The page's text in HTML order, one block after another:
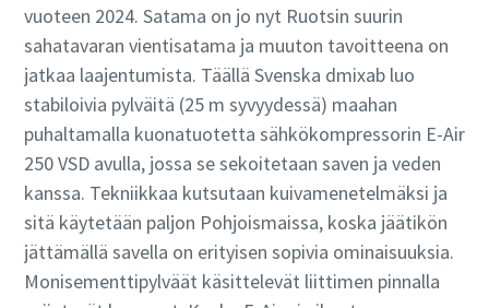
vuoteen 2024. Satama on jo nyt Ruotsin suurin
sahatavaran vientisatama ja muuton tavoitteena on
jatkaa laajentumista. Täällä Svenska dmixab luo
stabiloivia pylväitä (25 m syvyydessä) maahan
puhaltamalla kuonatuotetta sähkökompressorin E-Air
250 VSD avulla, jossa se sekoitetaan saven ja veden
kanssa. Tekniikkaa kutsutaan kuivamenetelmäksi ja
sitä käytetään paljon Pohjoismaissa, koska jäätikön
jättämällä savella on erityisen sopivia ominaisuuksia.
Monisementtipylväät käsittelevät liittimen pinnalla